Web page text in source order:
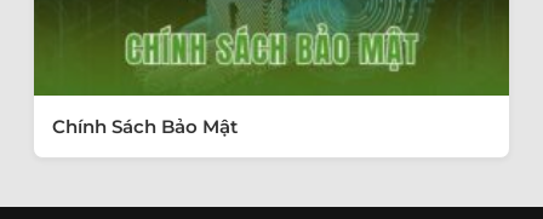
Chính Sách Bảo Mật